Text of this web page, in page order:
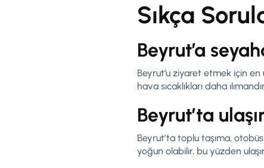
Sıkça
Beyrut’a
Beyrut’u ziyaret etmek için
hava sıcaklıkları daha
Beyrut’ta
Beyrut’ta toplu taşıma,
yoğun olabilir, bu yüzden